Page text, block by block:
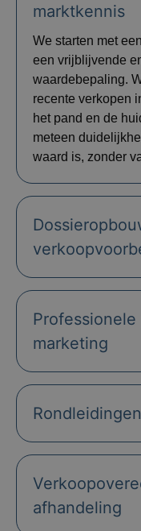
marktkennis
We starten met
een vrijblijvende
waardebepaling.
recente verkopen
het pand en de
meteen
waard is, zonder
marketing
afhandeling